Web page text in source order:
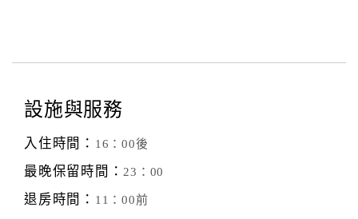
帶您前往台北各旅遊景點及其它縣市都十位的便利。
往淡水欣賞美麗的夕陽，品嚐美味小吃，
行程當中更別錯過了人氣貓空纜車及動物園，體會美麗不夜
的台北城。
設施與服務
入住時間： 16：00後
最晚保留時間：23：00
退房時間： 11：00前